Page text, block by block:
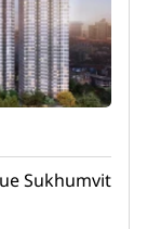
Sukhumvit